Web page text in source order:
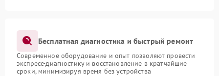
Бесплатная диагностика и быстрый ремонт
Современное оборудование и опыт позволяют провести
экспресс-диагностику и восстановление в кратчайшие
сроки, минимизируя время без устройства